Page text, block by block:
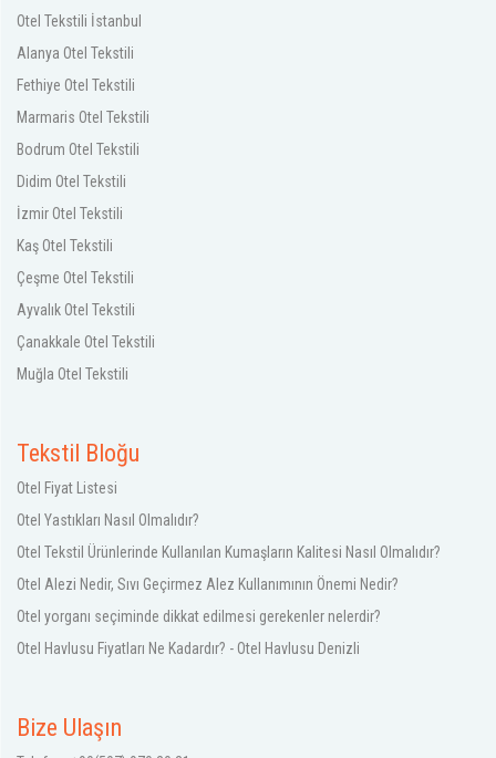
Otel Tekstili İstanbul
Alanya Otel Tekstili
Fethiye Otel Tekstili
Marmaris Otel Tekstili
Bodrum Otel Tekstili
Didim Otel Tekstili
İzmir Otel Tekstili
Kaş Otel Tekstili
Çeşme Otel Tekstili
Ayvalık Otel Tekstili
Çanakkale Otel Tekstili
Muğla Otel Tekstili
Tekstil Bloğu
Otel Fiyat Listesi
Otel Yastıkları Nasıl Olmalıdır?
Otel Tekstil Ürünlerinde Kullanılan Kumaşların Kalitesi Nasıl Olmalıdır?
Otel Alezi Nedir, Sıvı Geçirmez Alez Kullanımının Önemi Nedir?
Otel yorganı seçiminde dikkat edilmesi gerekenler nelerdir?
Otel Havlusu Fiyatları Ne Kadardır? - Otel Havlusu Denizli
Bize Ulaşın